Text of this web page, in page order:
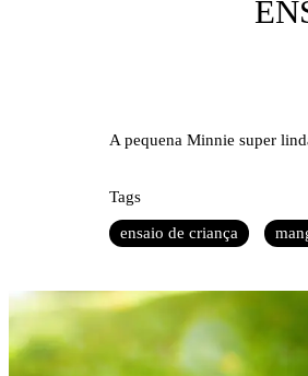
A pequena Minnie super
Tags
ensaio de criança